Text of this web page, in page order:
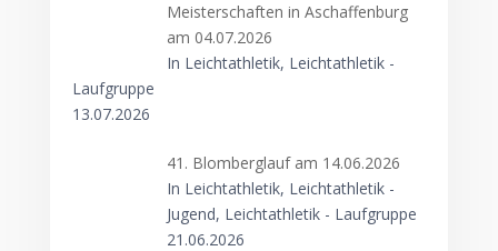
Meisterschaften in Aschaffenburg
am 04.07.2026
In Leichtathletik, Leichtathletik -
Laufgruppe
13.07.2026
41. Blomberglauf am 14.06.2026
In Leichtathletik, Leichtathletik -
Jugend, Leichtathletik - Laufgruppe
21.06.2026